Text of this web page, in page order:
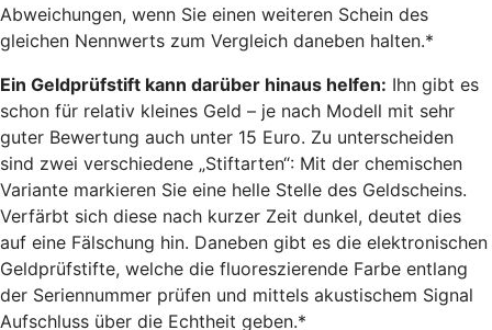
Abweichungen, wenn Sie einen weiteren Schein des
gleichen Nennwerts zum Vergleich daneben halten.*
Ein Geldprüfstift kann darüber hinaus helfen: Ihn gibt es
schon für relativ kleines Geld – je nach Modell mit sehr
guter Bewertung auch unter 15 Euro. Zu unterscheiden
sind zwei verschiedene „Stiftarten“: Mit der chemischen
Variante markieren Sie eine helle Stelle des Geldscheins.
Verfärbt sich diese nach kurzer Zeit dunkel, deutet dies
auf eine Fälschung hin. Daneben gibt es die elektronischen
Geldprüfstifte, welche die fluoreszierende Farbe entlang
der Seriennummer prüfen und mittels akustischem Signal
Aufschluss über die Echtheit geben.*